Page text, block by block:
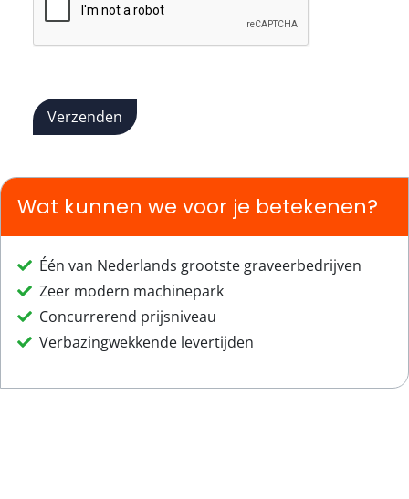
Verzenden
Wat kunnen we voor je betekenen?
Één van Nederlands grootste graveerbedrijven
Zeer modern machinepark
Concurrerend prijsniveau
Verbazingwekkende levertijden